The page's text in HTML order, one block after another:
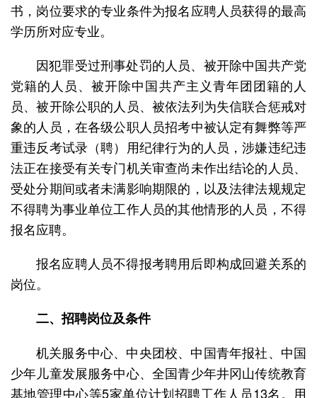
书，岗位要求的专业条件为报名应聘人员获得的最高
学历所对应专业。
因犯罪受过刑事处罚的人员、被开除中国共产党
党籍的人员、被开除中国共产主义青年团团籍的人
员、被开除公职的人员、被依法列为失信联合惩戒对
象的人员，在各级公职人员招考中被认定有舞弊等严
重违反考试录（聘）用纪律行为的人员，涉嫌违纪违
法正在接受有关专门机关审查尚未作出结论的人员、
受处分期间或者未满影响期限的，以及法律法规规定
不得聘为事业单位工作人员的其他情形的人员，不得
报名应聘。
报名应聘人员不得报考聘用后即构成回避关系的
岗位。
二、招聘岗位及条件
机关服务中心、中央团校、中国青年报社、中国
少年儿童发展服务中心、全国青少年井冈山传统教育
基地管理中心等5家单位计划招聘工作人员13名。用